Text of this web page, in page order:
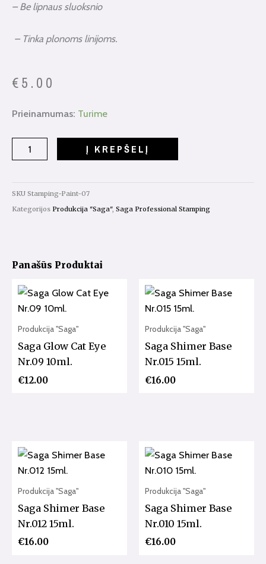
– Be lipnaus sluoksnio
– Tinka plonoms linijoms.
€5.00
Prieinamumas: Turime
produkto
Saga
Stamping
Nr.07
8ml
Į KREPŠELĮ
SKU Stamping-Paint-07
Kategorijos Produkcija "Saga", Saga Professional Stamping
Panašūs Produktai
Produkcija "Saga"
Saga Glow Cat Eye
Nr.09 10ml.
€12.00
Produkcija "Saga"
Saga Shimer Base
Nr.015 15ml.
€16.00
Produkcija "Saga"
Saga Shimer Base
Nr.012 15ml.
€16.00
Produkcija "Saga"
Saga Shimer Base
Nr.010 15ml.
€16.00